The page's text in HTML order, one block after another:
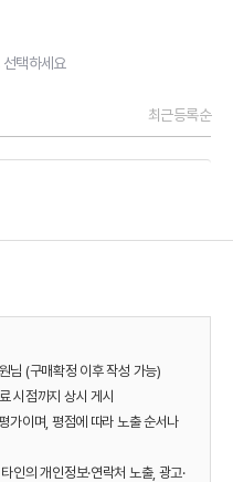
택하세요
최근등록순
님 (구매확정 이후 작성 가능)
시점까지 상시 게시
가이며, 평점에 따라 노출 순서나
인의 개인정보·연락처 노출, 광고·